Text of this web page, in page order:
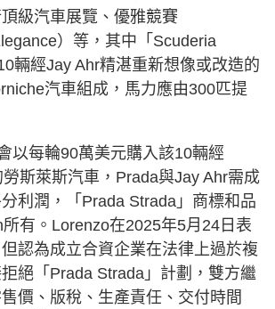
級汽車展覽、優雅競賽
）等，其中「Scuderia
輛經Jay Ahr精湛重新想像或改造的
汽車組成，馬力應由300匹提
以每輪90萬美元購入該10輛經
斯萊斯汽車，Prada與Jay Ahr需成
利潤，「Prada Strada」商標和品
有。Lorenzo在2025年5月24日表
認為成立合資企業在法律上過於複
絕「Prada Strada」計劃，雙方繼
價、版稅、生產責任、交付時間